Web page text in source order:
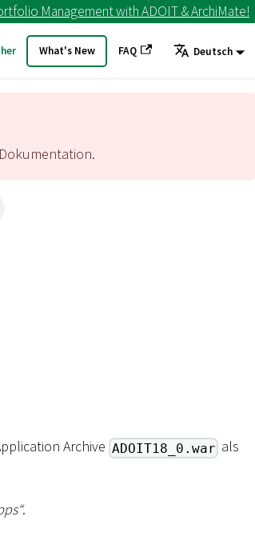
Management with ADOIT & ArchiMate!
What's New FAQ Deutsch
Dokumentation.
Archive ADOIT18_0.war als
.